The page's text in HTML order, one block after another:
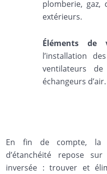
plomberie, gaz,
extérieurs.
Éléments de
l’installation
ventilateurs
échangeurs d’air.
En fin de compte, la
d’étanchéité repose
inversée : trouver et